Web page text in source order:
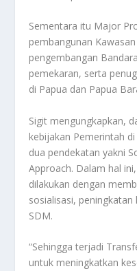
Sementara itu Major
pembangunan
pengembangan
pemekaran, serta
di Papua dan Papua
Sigit mengungkapkan,
kebijakan Pemerintah
dua pendekatan yakni
Approach. Dalam hal
dilakukan dengan
sosialisasi,
SDM.
“Sehingga terjadi
untuk meningkatkan